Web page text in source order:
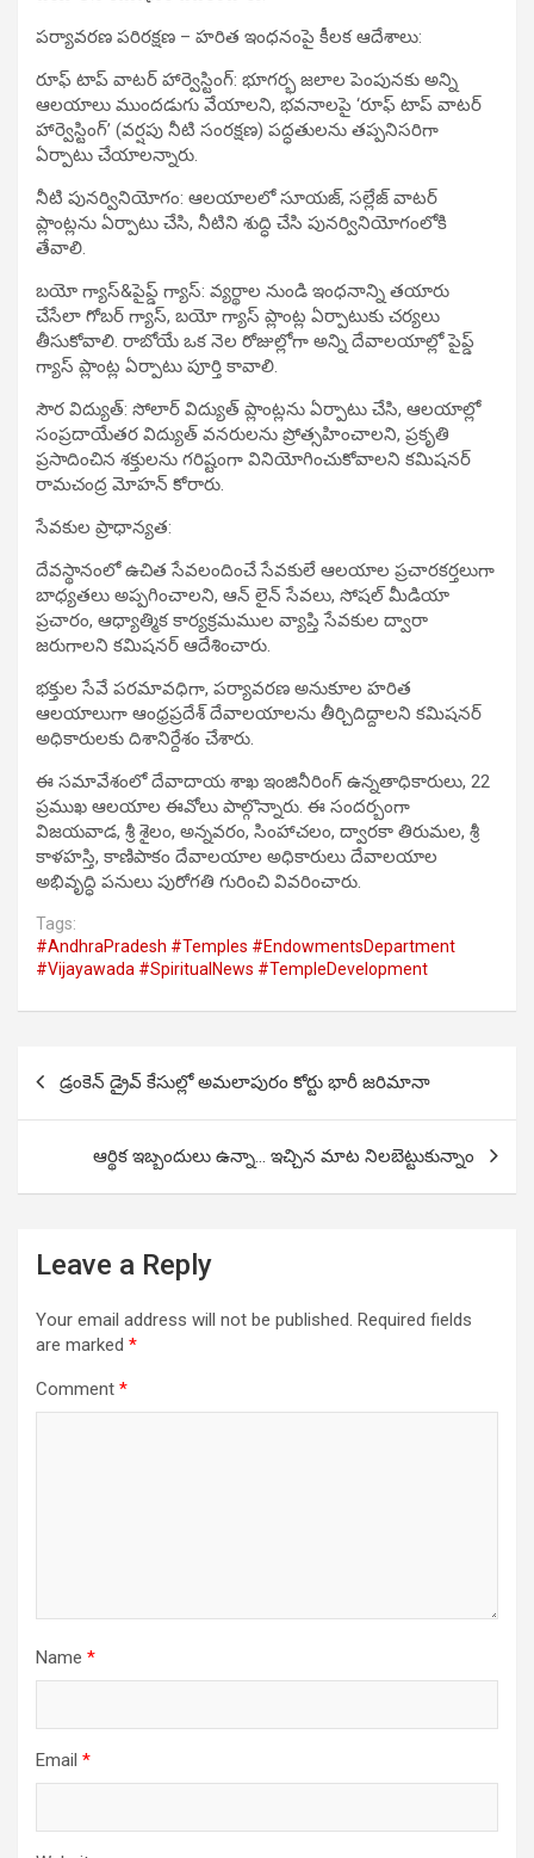
​పర్యావరణ పరిరక్షణ – హరిత ఇంధనంపై కీలక ఆదేశాలు:
​రూఫ్ టాప్ వాటర్ హార్వెస్టింగ్: భూగర్భ జలాల పెంపునకు అన్ని
ఆలయాలు ముందడుగు వేయాలని, భవనాలపై ‘రూఫ్ టాప్ వాటర్
హార్వెస్టింగ్’ (వర్షపు నీటి సంరక్షణ) పద్ధతులను తప్పనిసరిగా
ఏర్పాటు చేయాలన్నారు.
​నీటి పునర్వినియోగం: ఆలయాలలో సూయజ్, సల్లేజ్ వాటర్
ప్లాంట్లను ఏర్పాటు చేసి, నీటిని శుద్ధి చేసి పునర్వినియోగంలోకి
తేవాలి.
​బయో గ్యాస్&పైప్డ్ గ్యాస్: వ్యర్థాల నుండి ఇంధనాన్ని తయారు
చేసేలా గోబర్ గ్యాస్, బయో గ్యాస్ ప్లాంట్ల ఏర్పాటుకు చర్యలు
తీసుకోవాలి. రాబోయే ఒక నెల రోజుల్లోగా అన్ని దేవాలయాల్లో పైప్డ్
గ్యాస్ ప్లాంట్ల ఏర్పాటు పూర్తి కావాలి.
​సౌర విద్యుత్: సోలార్ విద్యుత్ ప్లాంట్లను ఏర్పాటు చేసి, ఆలయాల్లో
సంప్రదాయేతర విద్యుత్ వనరులను ప్రోత్సహించాలని, ప్రకృతి
ప్రసాదించిన శక్తులను గరిష్టంగా వినియోగించుకోవాలని కమిషనర్
రామచంద్ర మోహన్ కోరారు.
సేవకుల ప్రాధాన్యత:
దేవస్థానంలో ఉచిత సేవలందించే సేవకులే ఆలయాల ప్రచారకర్తలుగా
బాధ్యతలు అప్పగించాలని, ఆన్ లైన్ సేవలు, సోషల్ మీడియా
ప్రచారం, ఆధ్యాత్మిక కార్యక్రమముల వ్యాప్తి సేవకుల ద్వారా
జరుగాలని కమిషనర్ ఆదేశించారు.
​భక్తుల సేవే పరమావధిగా, పర్యావరణ అనుకూల హరిత
ఆలయాలుగా ఆంధ్రప్రదేశ్ దేవాలయాలను తీర్చిదిద్దాలని కమిషనర్
అధికారులకు దిశానిర్దేశం చేశారు.
ఈ సమావేశంలో దేవాదాయ శాఖ ఇంజినీరింగ్ ఉన్నతాధికారులు, 22
ప్రముఖ ఆలయాల ఈవోలు పాల్గొన్నారు. ఈ సందర్బంగా
విజయవాడ, శ్రీ శైలం, అన్నవరం, సింహాచలం, ద్వారకా తిరుమల, శ్రీ
కాళహస్తి, కాణిపాకం దేవాలయాల అధికారులు దేవాలయాల
అభివృద్ధి పనులు పురోగతి గురించి వివరించారు.
Tags:
#AndhraPradesh #Temples #EndowmentsDepartment
#Vijayawada #SpiritualNews #TempleDevelopment
navigation
డ్రంకెన్ డ్రైవ్ కేసుల్లో అమలాపురం కోర్టు భారీ జరిమానా
ఆర్థిక ఇబ్బందులు ఉన్నా… ఇచ్చిన మాట నిలబెట్టుకున్నాం
Leave a Reply
Your email address will not be published. Required fields
are marked *
Comment *
Name *
Email *